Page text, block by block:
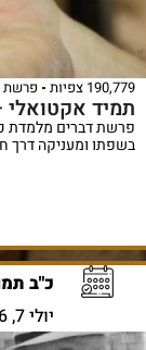
190,779 צפיות פרשת
תמיד
פרשת דברים מלמדת
בשפתו ומעניקה דרך
כ"ב
יולי 7, 2026